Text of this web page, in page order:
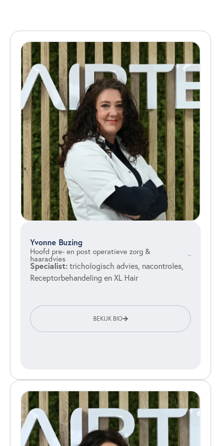
Yvonne Buzing
Hoofd pre- en post operatieve zorg &
haaradvies
Specialist: trichologisch advies, nacontroles,
Receptorbehandeling en XL Hair
BEKIJK BIO